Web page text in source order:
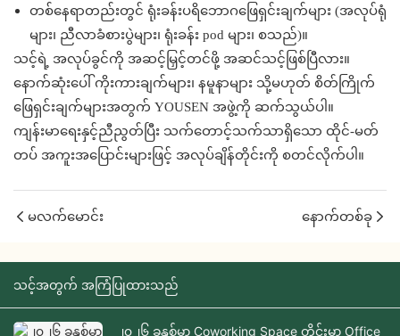
တစ်နေရာတည်းတွင် ရုံးခန်းပရိဘောဂဖြေရှင်းချက်များ (အလုပ်ရုံ
များ၊ ညီလာခံစားပွဲများ၊ ရုံးခန်း pod များ၊ စသည်)။
သင့်ရဲ့ အလုပ်ခွင်ကို အဆင့်မြှင့်တင်ဖို့ အဆင်သင့်ဖြစ်ပြီလား။
နောက်ဆုံးပေါ် ကိုးကားချက်များ၊ နမူနာများ သို့မဟုတ် စိတ်ကြိုက်
ဖြေရှင်းချက်များအတွက် YOUSEN အဖွဲ့ကို ဆက်သွယ်ပါ။
ကျန်းမာရေးနှင့်ညီညွတ်ပြီး သက်တောင့်သက်သာရှိသော ထိုင်-မတ်
တပ် အကူးအပြောင်းများဖြင့် အလုပ်ချိန်တိုင်းကို စတင်လိုက်ပါ။
မလက်မောင်း နောက်တစ်ခု
သင့်အတွက် အကြံပြုထားသည်
၂၀၂၆ ခုနှစ်မှာ Coworking Space တိုင်းမှာ Office